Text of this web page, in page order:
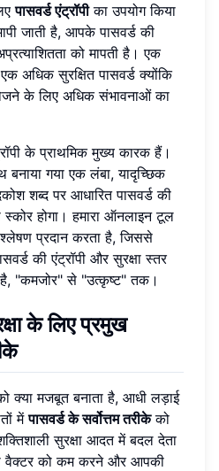
पासवर्ड एंट्रॉपीका उपयोग किया
जाती है, आपके पासवर्ड की
को मापती है। एक
अधिक सुरक्षित पासवर्ड क्योंकि
के लिए अधिक संभावनाओं का
के प्राथमिक मुख्य कारक हैं।
बनाया गया एक लंबा, यादृच्छिक
शब्द पर आधारित पासवर्ड की
होगा। हमारा ऑनलाइन टूल
प्रदान करता है, जिससे
की एंट्रॉपी और सुरक्षा स्तर
है, "कमजोर" से "उत्कृष्ट" तक।
के लिए प्रमुख
क्या मजबूत बनाता है, आधी लड़ाई
मेंपासवर्ड के सर्वोत्तम तरीकेको
सुरक्षा आदत में बदल देता
वैक्टर को कम करने और आपकी